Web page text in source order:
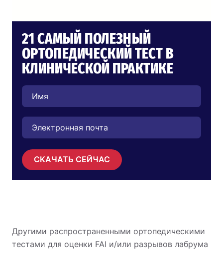
21 САМЫЙ ПОЛЕЗНЫЙ
ОРТОПЕДИЧЕСКИЙ ТЕСТ В
КЛИНИЧЕСКОЙ ПРАКТИКЕ
СКАЧАТЬ СЕЙЧАС
Другими распространенными ортопедическими
тестами для оценки FAI и/или разрывов лабрума